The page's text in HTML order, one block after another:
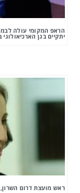
הראפ המקומי עולה
יתקיים בגן הארכיאולוגי
ראש מועצת דרום השרון,